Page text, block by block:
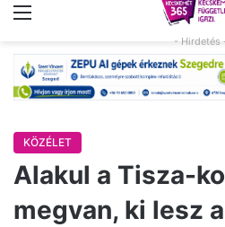
Menü
- Hirdetés
KÖZÉLET
Alakul a Tisza-
megvan, ki lesz a